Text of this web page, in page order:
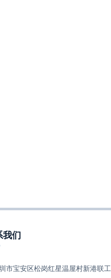
我们
市宝安区松岗红星温屋村新港联工